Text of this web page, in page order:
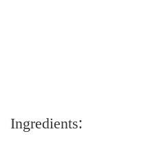
Ingredients: